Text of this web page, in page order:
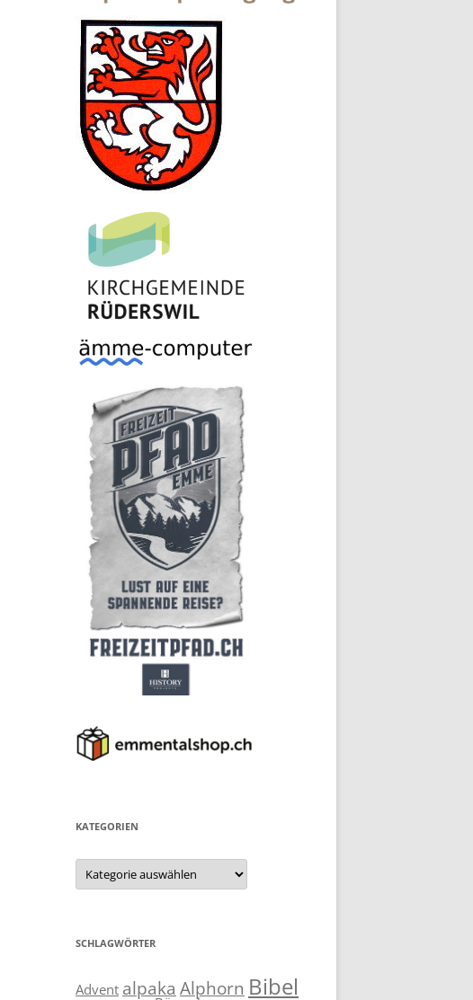
KATEGORIEN
Kategorien
SCHLAGWÖRTER
Advent alpaka Alphorn Bibel